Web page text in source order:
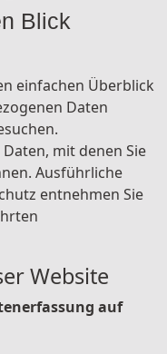
Blick
einfachen Überblick
Daten
mit denen Sie
Ausführliche
entnehmen Sie
Website
auf